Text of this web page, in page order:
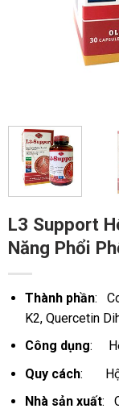
L3 Support
Năng Phổi
Thành phần:
K2, Quercetin
Công dụng: Hỗ
Quy cách:
Nhà sản xuất: